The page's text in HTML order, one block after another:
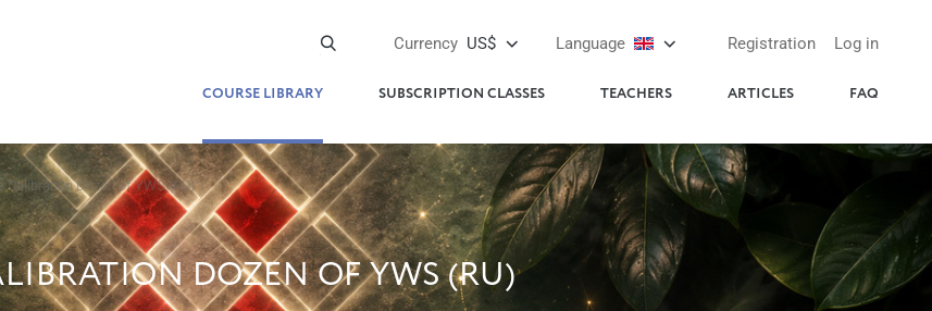
Log in
Registration
Language
Currency US$
COURSE LIBRARY SUBSCRIPTION CLASSES TEACHERS ARTICLES FAQ
Calibration Dozen of YWS (RU)
DOZEN OF YWS (RU)